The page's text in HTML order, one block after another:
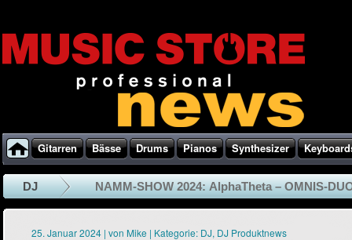
Gitarren Bässe Drums Pianos Synthesizer
DJ NAMM-SHOW 2024: AlphaTheta – OMNIS-
25. Januar 2024 | von Mike | Kategorie: DJ, DJ Produktnews